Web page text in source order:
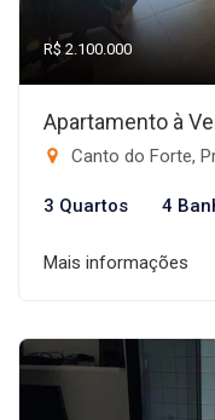
R$ 2.100.000
Apartamento à
Canto do Forte,
3 Quartos 4
Mais informações